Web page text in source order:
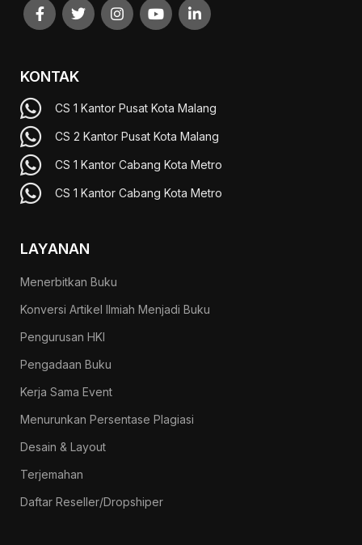
KONTAK
CS 1 Kantor Pusat Kota Malang
CS 2 Kantor Pusat Kota Malang
CS 1 Kantor Cabang Kota Metro
CS 1 Kantor Cabang Kota Metro
LAYANAN
Menerbitkan Buku
Konversi Artikel Ilmiah Menjadi Buku
Pengurusan HKI
Pengadaan Buku
Kerja Sama Event
Menurunkan Persentase Plagiasi
Desain & Layout
Terjemahan
Daftar Reseller/Dropshiper